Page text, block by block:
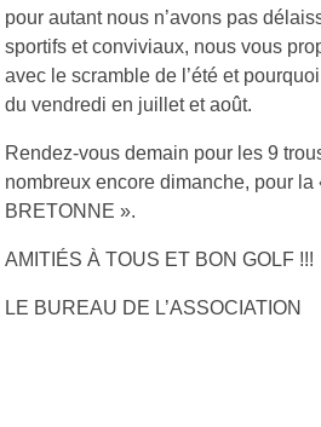
pour autant nous n’avons pas
sportifs et conviviaux, nous vous
avec le scramble de l’été et
du vendredi en juillet et août.
Rendez-vous demain pour les 9
nombreux encore dimanche, pour
BRETONNE ».
AMITIÉS À TOUS ET BON GOLF !!!
LE BUREAU DE L’ASSOCIATION